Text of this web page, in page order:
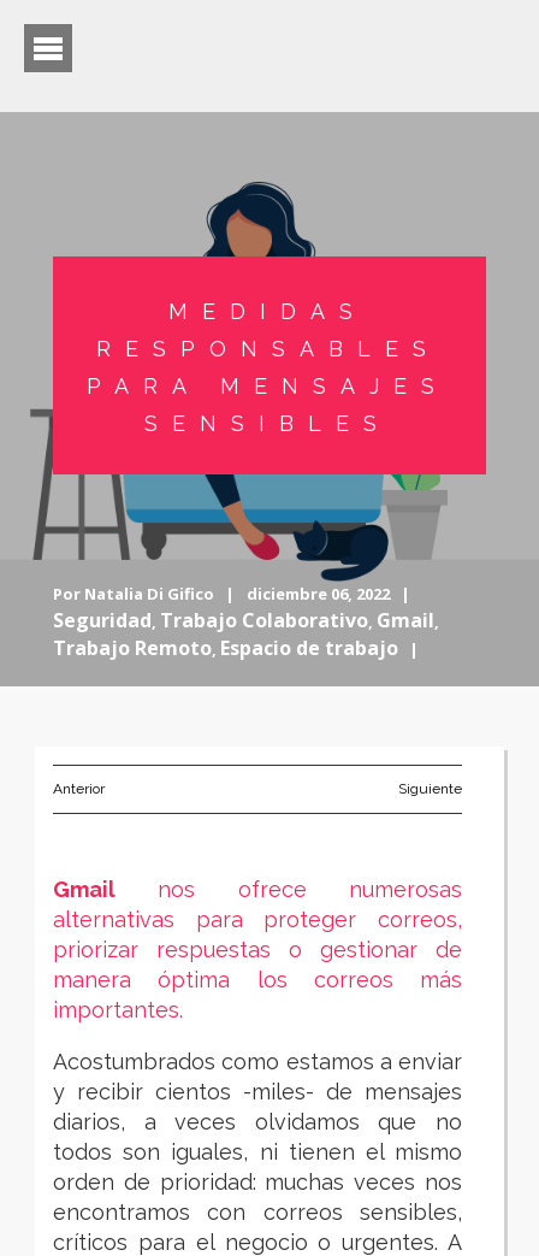
MEDIDAS
RESPONSABLES
PARA MENSAJES
SENSIBLES
Por Natalia Di Gifico | diciembre 06, 2022 |
Seguridad, Trabajo Colaborativo, Gmail,
Trabajo Remoto, Espacio de trabajo |
Anterior Siguiente
Gmail nos ofrece numerosas
alternativas para proteger correos,
priorizar respuestas o gestionar de
manera óptima los correos más
importantes.
Acostumbrados como estamos a enviar
y recibir cientos -miles- de mensajes
diarios, a veces olvidamos que no
todos son iguales, ni tienen el mismo
orden de prioridad: muchas veces nos
encontramos con correos sensibles,
críticos para el negocio o urgentes. A